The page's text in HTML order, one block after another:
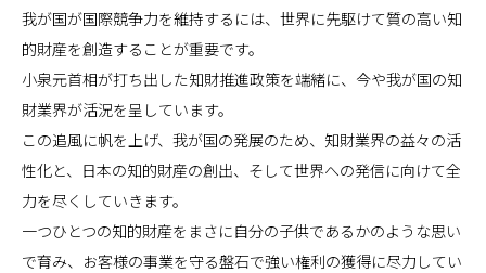
我が国が国際競争力を維持するには、世界に先駆けて質の高い知
的財産を創造することが重要です。
小泉元首相が打ち出した知財推進政策を端緒に、今や我が国の知
財業界が活況を呈しています。
この追風に帆を上げ、我が国の発展のため、知財業界の益々の活
性化と、日本の知的財産の創出、そして世界への発信に向けて全
力を尽くしていきます。
一つひとつの知的財産をまさに自分の子供であるかのような思い
で育み、お客様の事業を守る盤石で強い権利の獲得に尽力してい